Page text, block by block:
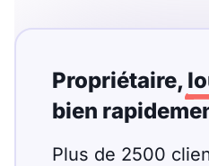
Propriétaire,
bien
Plus de 2500